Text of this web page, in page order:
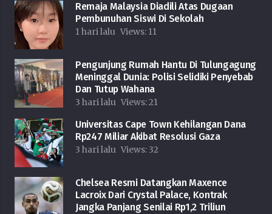
Remaja Malaysia Diadili Atas Dugaan
Pembunuhan Siswi Di Sekolah
1 hari lalu Views: 11
Pengunjung Rumah Hantu Di Tulungagung
Meninggal Dunia: Polisi Selidiki Penyebab
Dan Tutup Wahana
3 hari lalu Views:21
Universitas Cape Town Kehilangan Dana
Rp247 Miliar Akibat Resolusi Gaza
3 hari lalu Views: 32
Chelsea Resmi Datangkan Maxence
Lacroix Dari Crystal Palace, Kontrak
Jangka Panjang Senilai Rp1,2 Triliun